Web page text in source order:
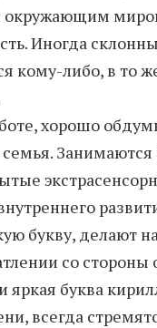
окружающим
Иногда
кому-либо, в то
хорошо
Занимаются
букву, делают
со стороны
яркая буква
всегда